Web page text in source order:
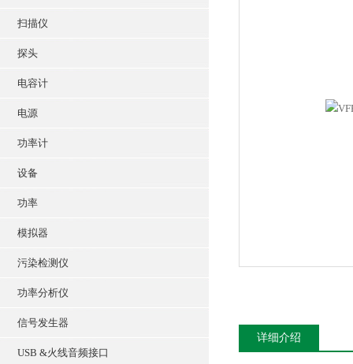
扫描仪
探头
电容计
电源
功率计
设备
功率
模拟器
污染检测仪
功率分析仪
信号发生器
USB &火线音频接口
详细介绍